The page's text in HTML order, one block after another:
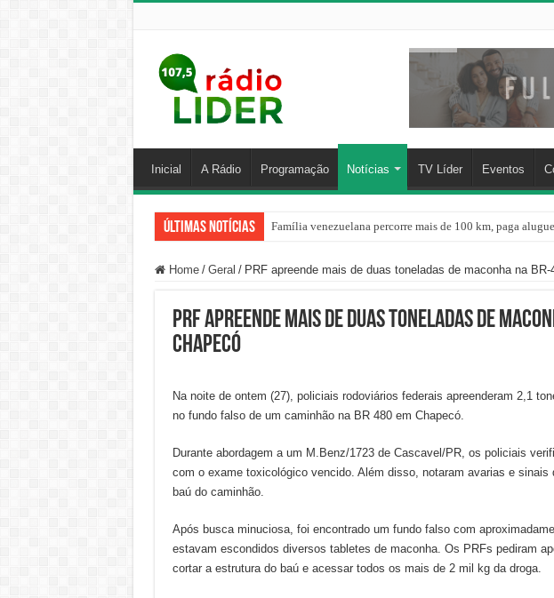
Inicial A Rádio Programação Notícias TV Líder Eventos
Últimas Notícias Família venezuelana percorre mais de 100 km, paga
Centro de ciclone fica sobre o oceano e não atinge
Home / Geral / PRF apreende mais de duas toneladas de maconha na BR-
PRF apreende mais de duas toneladas de
Chapecó
Na noite de ontem (27), policiais rodoviários federais apreenderam 2,1
no fundo falso de um caminhão na BR 480 em Chapecó.
Durante abordagem a um M.Benz/1723 de Cascavel/PR, os policiais
com o exame toxicológico vencido. Além disso, notaram avarias e sinais
baú do caminhão.
Após busca minuciosa, foi encontrado um fundo falso com
estavam escondidos diversos tabletes de maconha. Os PRFs pediram
cortar a estrutura do baú e acessar todos os mais de 2 mil kg da droga.